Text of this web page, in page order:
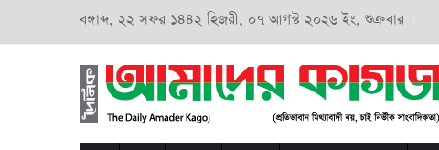
বঙ্গাব্দ, ২২ সফর ১৪৪২ হিজরী, ০৭ আগস্ট ২০২৬ ইং, শুক্রবার